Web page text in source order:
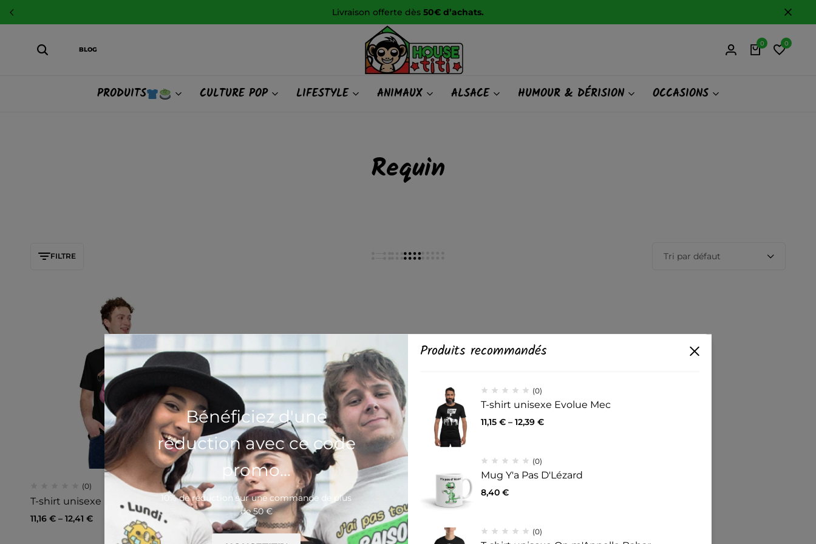
Livraison offerte dès 50€ d’achats.
BLOG
0 0
PRODUITS CULTURE POP LIFESTYLE ANIMAUX ALSACE HUMOUR & DÉRISION OCCASIONS
Requin
FILTRE Tri par défaut
(0)
T-shirt unisexe Requin Boué
11,16 € – 12,41 €
Bénéficiez d'une
réduction avec ce code
promo...
10% de réduction sur une commande de plus
de 50 €
Produits recommandés
(0)
T-shirt unisexe Evolue Mec
11,15 € – 12,39 €
(0)
Mug Y'a Pas D'Lézard
8,40 €
(0)